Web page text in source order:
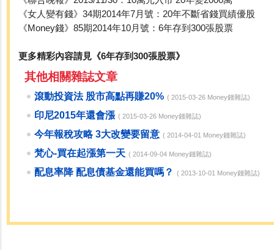
《女人變有錢》34期2014年7月號：20年不斷省錢買績優股
《Money錢》85期2014年10月號：6年存到300張股票
更多精彩內容請見《6年存到300張股票》
其他相關雜誌文章
滾動投資法 股市高點再賺20% ( 2015-03-26 Money錢雜誌)
印尼2015年還會漲 ( 2015-03-26 Money錢雜誌)
今年報稅攻略 3大改變要留意 ( 2014-04-01 Money錢雜誌)
梵心-買在起漲第一天 ( 2014-09-04 Money錢雜誌)
配息率降 配息債基金還能買嗎？ ( 2013-10-01 Money錢雜誌)